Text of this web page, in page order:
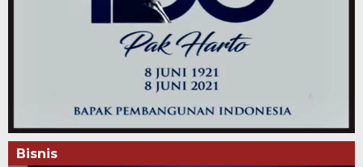
Bisnis